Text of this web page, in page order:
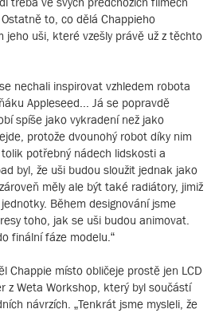
to, co dělá Chappieho
jeho uši, které vzešly právě už z těchto
nechali inspirovat vzhledem robota
Appleseed... Já se popravdě
spíše jako vykradení než jako
protože dvounohý robot díky nim
potřebný nádech lidskosti a
byl, že uši budou sloužit jednak jako
měly ale být také radiátory, jimiž
Během designování jsme
toho, jak se uši budou animovat.
finální fáze modelu.“
Chappie místo obličeje prostě jen LCD
z Weta Workshop, který byl součástí
návrzích. „Tenkrát jsme mysleli, že